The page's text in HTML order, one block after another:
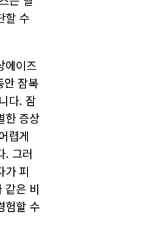
할 수
에이즈
안 잠복
다. 잠
한 증상
렵게
. 그러
가 피
같은 비
험할 수